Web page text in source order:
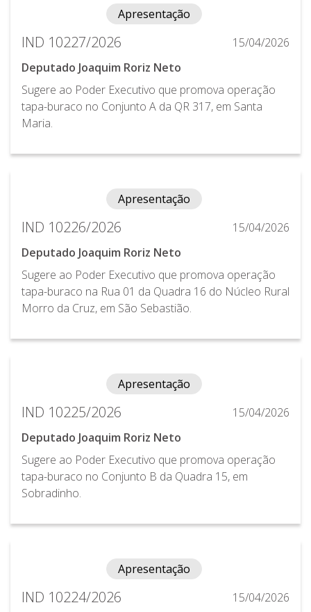
Apresentação
IND 10227/2026
15/04/2026
Deputado Joaquim Roriz Neto
Sugere ao Poder Executivo que promova operação
tapa-buraco no Conjunto A da QR 317, em Santa
Maria.
Apresentação
IND 10226/2026
15/04/2026
Deputado Joaquim Roriz Neto
Sugere ao Poder Executivo que promova operação
tapa-buraco na Rua 01 da Quadra 16 do Núcleo Rural
Morro da Cruz, em São Sebastião.
Apresentação
IND 10225/2026
15/04/2026
Deputado Joaquim Roriz Neto
Sugere ao Poder Executivo que promova operação
tapa-buraco no Conjunto B da Quadra 15, em
Sobradinho.
Apresentação
IND 10224/2026
15/04/2026